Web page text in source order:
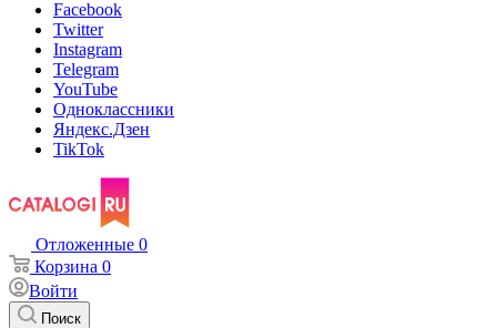
Facebook
Twitter
Instagram
Telegram
YouTube
Одноклассники
Яндекс.Дзен
TikTok
Отложенные 0
Корзина 0
Войти
Поиск